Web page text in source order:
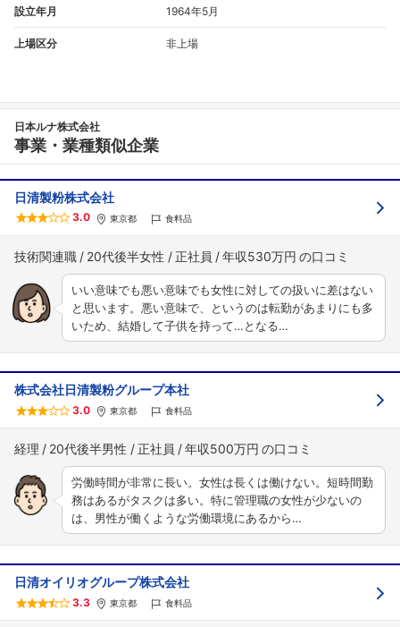
設立年月 1964年5月
上場区分 非上場
日本ルナ株式会社
事業・業種類似企業
日清製粉株式会社
3.0 東京都 食料品
技術関連職 20代後半女性 正社員 年収530万円
いい意味でも悪い意味でも女性に対しての扱いに差はない
と思います。悪い意味で、というのは転勤があまりにも多
いため、結婚して子供を持って…となる…
株式会社日清製粉グループ本社
3.0 東京都 食料品
経理 20代後半男性 正社員 年収500万円
労働時間が非常に長い。女性は長くは働けない。短時間勤
務はあるがタスクは多い。特に管理職の女性が少ないの
は、男性が働くような労働環境にあるから…
日清オイリオグループ株式会社
3.3 東京都 食料品